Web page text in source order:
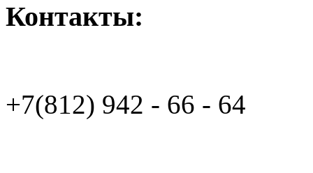
Контакты:
+7(812) 942 - 66 - 64